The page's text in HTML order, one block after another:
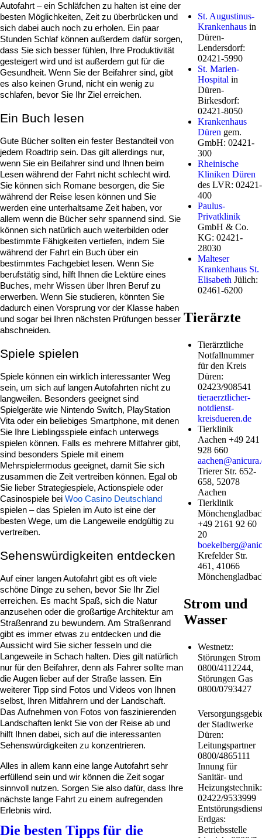
Autofahrt – ein Schläfchen zu halten ist eine der
besten Möglichkeiten, Zeit zu überbrücken und
sich dabei auch noch zu erholen. Ein paar
Stunden Schlaf können außerdem dafür sorgen,
dass Sie sich besser fühlen, Ihre Produktivität
gesteigert wird und ist außerdem gut für die
Gesundheit. Wenn Sie der Beifahrer sind, gibt
es also keinen Grund, nicht ein wenig zu
schlafen, bevor Sie Ihr Ziel erreichen.
Ein Buch lesen
Gute Bücher sollten ein fester Bestandteil von
jedem Roadtrip sein. Das gilt allerdings nur,
wenn Sie ein Beifahrer sind und Ihnen beim
Lesen während der Fahrt nicht schlecht wird.
Sie können sich Romane besorgen, die Sie
während der Reise lesen können und Sie
werden eine unterhaltsame Zeit haben, vor
allem wenn die Bücher sehr spannend sind. Sie
können sich natürlich auch weiterbilden oder
bestimmte Fähigkeiten vertiefen, indem Sie
während der Fahrt ein Buch über ein
bestimmtes Fachgebiet lesen. Wenn Sie
berufstätig sind, hilft Ihnen die Lektüre eines
Buches, mehr Wissen über Ihren Beruf zu
erwerben. Wenn Sie studieren, könnten Sie
dadurch einen Vorsprung vor der Klasse haben
und sogar bei Ihren nächsten Prüfungen besser
abschneiden.
Spiele spielen
Spiele können ein wirklich interessanter Weg
sein, um sich auf langen Autofahrten nicht zu
langweilen. Besonders geeignet sind
Spielgeräte wie Nintendo Switch, PlayStation
Vita oder ein beliebiges Smartphone, mit denen
Sie Ihre Lieblingsspiele einfach unterwegs
spielen können. Falls es mehrere Mitfahrer gibt,
sind besonders Spiele mit einem
Mehrspielermodus geeignet, damit Sie sich
zusammen die Zeit vertreiben können. Egal ob
Sie lieber Strategiespiele, Actionspiele oder
Casinospiele bei Woo Casino Deutschland
spielen – das Spielen im Auto ist eine der
besten Wege, um die Langeweile endgültig zu
vertreiben.
Sehenswürdigkeiten entdecken
Auf einer langen Autofahrt gibt es oft viele
schöne Dinge zu sehen, bevor Sie Ihr Ziel
erreichen. Es macht Spaß, sich die Natur
anzusehen oder die großartige Architektur am
Straßenrand zu bewundern. Am Straßenrand
gibt es immer etwas zu entdecken und die
Aussicht wird Sie sicher fesseln und die
Langeweile in Schach halten. Dies gilt natürlich
nur für den Beifahrer, denn als Fahrer sollte man
die Augen lieber auf der Straße lassen. Ein
weiterer Tipp sind Fotos und Videos von Ihnen
selbst, Ihren Mitfahrern und der Landschaft.
Das Aufnehmen von Fotos von faszinierenden
Landschaften lenkt Sie von der Reise ab und
hilft Ihnen dabei, sich auf die interessanten
Sehenswürdigkeiten zu konzentrieren.
Alles in allem kann eine lange Autofahrt sehr
erfüllend sein und wir können die Zeit sogar
sinnvoll nutzen. Sorgen Sie also dafür, dass Ihre
nächste lange Fahrt zu einem aufregenden
Erlebnis wird.
Die besten Tipps für die
St. Augustinus-
Krankenhausin
Düren-
Lendersdorf:
02421-5990
St. Marien-
Hospital in
Düren-
Birkesdorf:
02421-8050
Krankenhaus
Düren gem.
GmbH: 02421-
300
Rheinische
Kliniken Düren
des LVR: 02421-
400
Paulus-
Privatklinik
GmbH & Co.
KG: 02421-
28030
Malteser
Krankenhaus St.
Elisabeth Jülich:
02461-6200
Tierärzte
Tierärztliche
Notfallnummer
für den Kreis
Düren:
02423/908541
tieraerztlicher-
notdienst-
kreisdueren.de
Tierklinik
Aachen +49 241
928 660
Trierer Str. 652-
658, 52078
Aachen
Tierklinik
+49 2161 92 60
20
Krefelder Str.
461, 41066
Strom und
Wasser
Westnetz:
Störungen Strom
0800/4112244,
Störungen Gas
0800/0793427
der Stadtwerke
Düren:
Leitungspartner
0800/4865111
Innung für
Sanitär- und
Heizungstechnik:
02422/9533999
Erdgas:
Betriebsstelle